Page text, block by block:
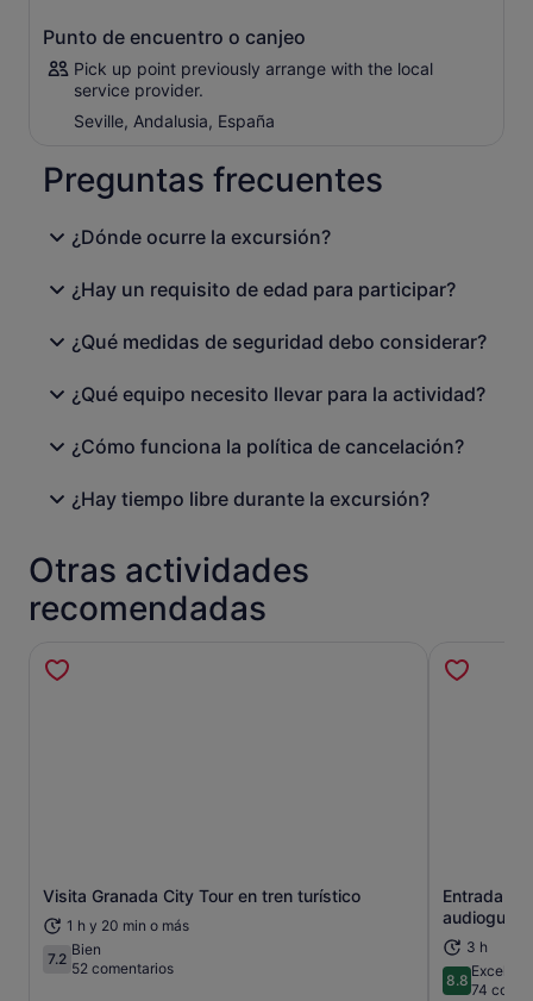
han dado forma al complejo, y déjate sorprender por sus
exquisitos jardines.
Después de explorar la Alhambra, date una vuelta por el
centro de la ciudad durante tu tiempo libre para
de la belleza andaluza que te rodea. La experiencia
terminará con el tranquilo viaje de regreso a Sevilla y la
IMPORTANTE: tenga en cuenta que Alhambra requiere
completo, fecha de nacimiento y número de pasaporte /
reserva. Si no se proporciona, la Alhambra puede
en contacto con su proveedor local lo antes posible.
Punto de encuentro o canjeo
Pick up point previously arrange with the local
service provider.
Seville, Andalusia, España
Preguntas frecuentes
¿Dónde ocurre la excursión?
¿Hay un requisito de edad para participar?
¿Qué medidas de seguridad debo considerar?
¿Qué equipo necesito llevar para la actividad?
¿Cómo funciona la política de cancelación?
¿Hay tiempo libre durante la excursión?
Otras actividades
recomendadas
Visita Granada City Tour en tren turístico
1 h y 20 min o más
7.27.2 sobre 10
Bien
52 comentarios
Se abre en una pestaña nueva
Entrada a
audioguía
3 h
8.88.8 sobre
74